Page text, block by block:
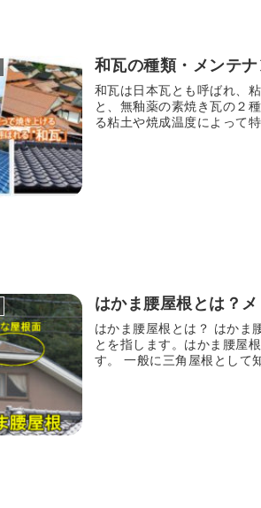
和瓦の種類・メンテ
和瓦は日本瓦とも呼ばれ、
と、無釉薬の素焼き瓦の２
る粘土や焼成温度によって
はかま腰屋根とは？
はかま腰屋根とは？ はかま
とを指します。はかま腰屋
す。 一般に三角屋根として